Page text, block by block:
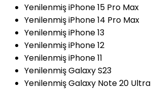
Yenilenmiş iPhone 15 Pro Max
Yenilenmiş iPhone 14 Pro Max
Yenilenmiş iPhone 13
Yenilenmiş iPhone 12
Yenilenmiş iPhone 11
Yenilenmiş Galaxy S23
Yenilenmiş Galaxy Note 20 Ultra